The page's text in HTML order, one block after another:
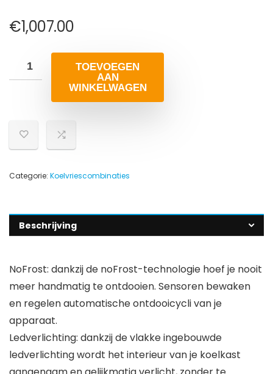
€1,007.00
TOEVOEGEN
AAN
WINKELWAGEN
Categorie: Koelvriescombinaties
Beschrijving
NoFrost: dankzij de noFrost-technologie hoef je nooit
meer handmatig te ontdooien. Sensoren bewaken
en regelen automatische ontdooicycli van je
apparaat.
Ledverlichting: dankzij de vlakke ingebouwde
ledverlichting wordt het interieur van je koelkast